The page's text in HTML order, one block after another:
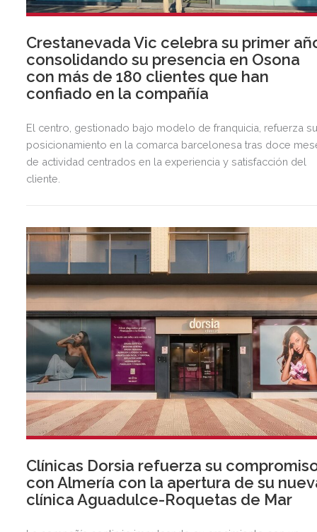
Crestanevada Vic celebra su primer
consolidando su presencia en Osona
con más de 180 clientes que han
confiado en la compañía
El centro, gestionado bajo modelo de franquicia, refuerza
posicionamiento en la comarca barcelonesa tras doce
de actividad centrados en la experiencia y satisfacción del
cliente.
Clínicas Dorsia refuerza su
con Almería con la apertura de su
clínica Aguadulce-Roquetas de Mar